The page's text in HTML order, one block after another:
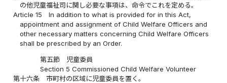
の他児童福祉司に関し必要な事項は、命令でこれを定める。
Article 15
In addition to what is provided for in this Act,
appointment and assignment of Child Welfare Officers and
other necessary matters concerning Child Welfare Officers
shall be prescribed by an Order.
第五節 児童委員
Section 5 Commissioned Child Welfare Volunteer
第十六条
市町村の区域に児童委員を置く。